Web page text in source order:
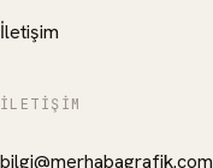
İletişim
İLETIŞIM
bilgi@merhabagrafik.com